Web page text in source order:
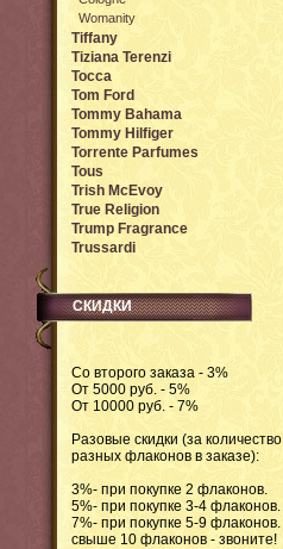
Womanity
Tiffany
Tiziana Terenzi
Tocca
Tom Ford
Tommy Bahama
Tommy Hilfiger
Torrente Parfumes
Tous
Trish McEvoy
True Religion
Trump Fragrance
Trussardi
СКИДКИ
Со второго заказа - 3%
От 5000 руб. - 5%
От 10000 руб. - 7%
Разовые скидки (за количество
разных флаконов в заказе):
3%- при покупке 2 флаконов.
5%- при покупке 3-4 флаконов.
7%- при покупке 5-9 флаконов.
свыше 10 флаконов - звоните!